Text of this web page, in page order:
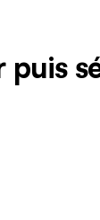
puis